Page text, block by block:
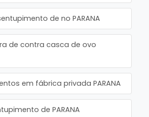
de no PARANA
de contra casca de ovo
em fábrica privada PARANA
de PARANA